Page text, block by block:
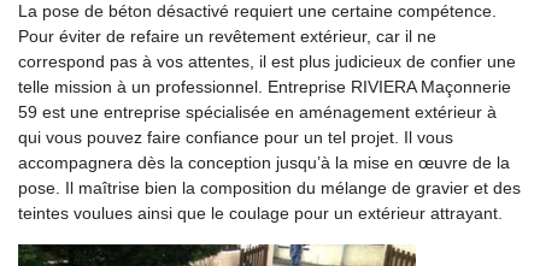
La pose de béton désactivé requiert une certaine compétence.
Pour éviter de refaire un revêtement extérieur, car il ne
correspond pas à vos attentes, il est plus judicieux de confier une
telle mission à un professionnel. Entreprise RIVIERA Maçonnerie
59 est une entreprise spécialisée en aménagement extérieur à
qui vous pouvez faire confiance pour un tel projet. Il vous
accompagnera dès la conception jusqu’à la mise en œuvre de la
pose. Il maîtrise bien la composition du mélange de gravier et des
teintes voulues ainsi que le coulage pour un extérieur attrayant.